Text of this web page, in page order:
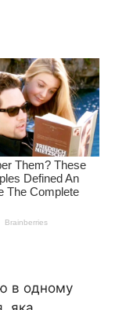
в одному